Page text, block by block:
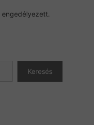
engedélyezett.
Keresés